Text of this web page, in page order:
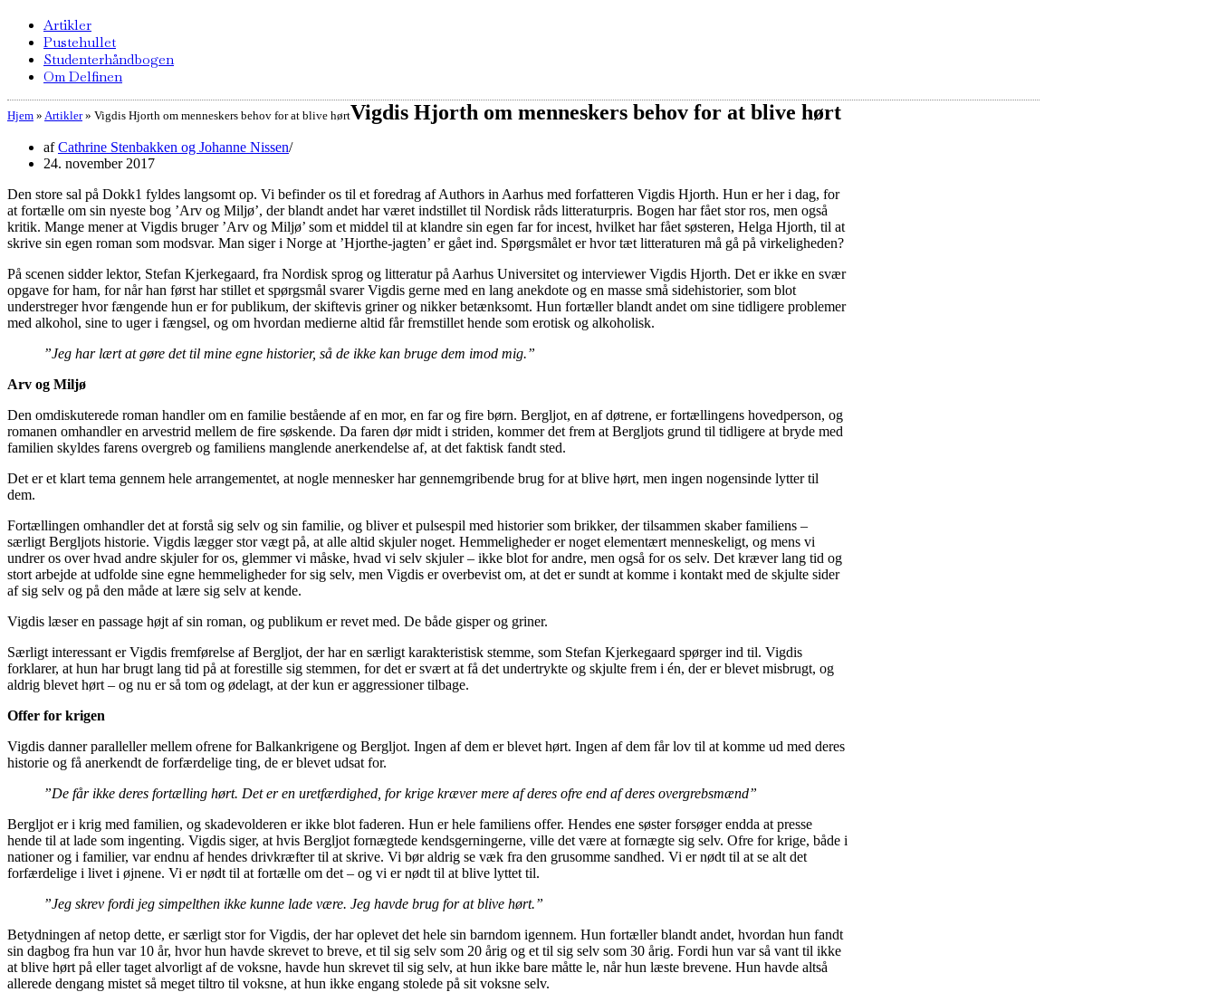
Artikler
Pustehullet
Studenterhåndbogen
Om Delfinen
Hjem » Artikler» Vigdis Hjorth om menneskers behov for at blive hørtVigdis Hjorth om menneskers behov for at blive hørt
afCathrine Stenbakken og Johanne Nissen
24. november 2017
Den store sal på Dokk1 fyldes langsomt op. Vi befinder os til et foredrag af Authors in Aarhus med forfatteren Vigdis Hjorth. Hun er her i dag, for
at fortælle om sin nyeste bog ’Arv og Miljø’, der blandt andet har været indstillet til Nordisk råds litteraturpris. Bogen har fået stor ros, men også
kritik. Mange mener at Vigdis bruger ’Arv og Miljø’ som et middel til at klandre sin egen far for incest, hvilket har fået søsteren, Helga Hjorth, til at
skrive sin egen roman som modsvar. Man siger i Norge at ’Hjorthe-jagten’ er gået ind. Spørgsmålet er hvor tæt litteraturen må gå på virkeligheden?
På scenen sidder lektor, Stefan Kjerkegaard, fra Nordisk sprog og litteratur på Aarhus Universitet og interviewer Vigdis Hjorth. Det er ikke en svær
opgave for ham, for når han først har stillet et spørgsmål svarer Vigdis gerne med en lang anekdote og en masse små sidehistorier, som blot
understreger hvor fængende hun er for publikum, der skiftevis griner og nikker betænksomt. Hun fortæller blandt andet om sine tidligere problemer
med alkohol, sine to uger i fængsel, og om hvordan medierne altid får fremstillet hende som erotisk og alkoholisk.
”Jeg har lært at gøre det til mine egne historier, så de ikke kan bruge dem imod mig.”
Arv og Miljø
Den omdiskuterede roman handler om en familie bestående af en mor, en far og fire børn. Bergljot, en af døtrene, er fortællingens hovedperson, og
romanen omhandler en arvestrid mellem de fire søskende. Da faren dør midt i striden, kommer det frem at Bergljots grund til tidligere at bryde med
familien skyldes farens overgreb og familiens manglende anerkendelse af, at det faktisk fandt sted.
Det er et klart tema gennem hele arrangementet, at nogle mennesker har gennemgribende brug for at blive hørt, men ingen nogensinde lytter til
dem.
Fortællingen omhandler det at forstå sig selv og sin familie, og bliver et pulsespil med historier som brikker, der tilsammen skaber familiens –
særligt Bergljots historie. Vigdis lægger stor vægt på, at alle altid skjuler noget. Hemmeligheder er noget elementært menneskeligt, og mens vi
undrer os over hvad andre skjuler for os, glemmer vi måske, hvad vi selv skjuler – ikke blot for andre, men også for os selv. Det kræver lang tid og
stort arbejde at udfolde sine egne hemmeligheder for sig selv, men Vigdis er overbevist om, at det er sundt at komme i kontakt med de skjulte sider
af sig selv og på den måde at lære sig selv at kende.
Vigdis læser en passage højt af sin roman, og publikum er revet med. De både gisper og griner.
Særligt interessant er Vigdis fremførelse af Bergljot, der har en særligt karakteristisk stemme, som Stefan Kjerkegaard spørger ind til. Vigdis
forklarer, at hun har brugt lang tid på at forestille sig stemmen, for det er svært at få det undertrykte og skjulte frem i én, der er blevet misbrugt, og
aldrig blevet hørt – og nu er så tom og ødelagt, at der kun er aggressioner tilbage.
Offer for krigen
Vigdis danner paralleller mellem ofrene for Balkankrigene og Bergljot. Ingen af dem er blevet hørt. Ingen af dem får lov til at komme ud med deres
historie og få anerkendt de forfærdelige ting, de er blevet udsat for.
”De får ikke deres fortælling hørt. Det er en uretfærdighed, for krige kræver mere af deres ofre end af deres overgrebsmænd”
Bergljot er i krig med familien, og skadevolderen er ikke blot faderen. Hun er hele familiens offer. Hendes ene søster forsøger endda at presse
hende til at lade som ingenting. Vigdis siger, at hvis Bergljot fornægtede kendsgerningerne, ville det være at fornægte sig selv. Ofre for krige, både i
nationer og i familier, var endnu af hendes drivkræfter til at skrive. Vi bør aldrig se væk fra den grusomme sandhed. Vi er nødt til at se alt det
forfærdelige i livet i øjnene. Vi er nødt til at fortælle om det – og vi er nødt til at blive lyttet til.
”Jeg skrev fordi jeg simpelthen ikke kunne lade være. Jeg havde brug for at blive hørt.”
Betydningen af netop dette, er særligt stor for Vigdis, der har oplevet det hele sin barndom igennem. Hun fortæller blandt andet, hvordan hun fandt
sin dagbog fra hun var 10 år, hvor hun havde skrevet to breve, et til sig selv som 20 årig og et til sig selv som 30 årig. Fordi hun var så vant til ikke
at blive hørt på eller taget alvorligt af de voksne, havde hun skrevet til sig selv, at hun ikke bare måtte le, når hun læste brevene. Hun havde altså
allerede dengang mistet så meget tiltro til voksne, at hun ikke engang stolede på sit voksne selv.